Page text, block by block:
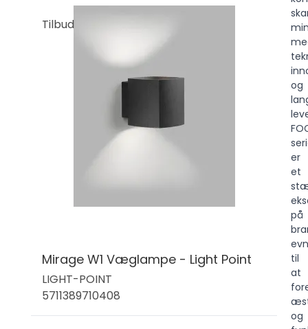
Tilbud
Mirage W1 Væglampe - Light Point
LIGHT-POINT
5711389710408
og
er
et
på
til
at
og